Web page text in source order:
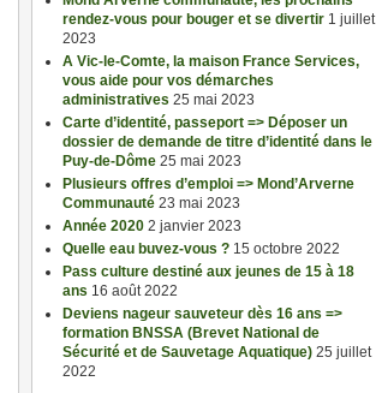
rendez-vous pour bouger et se divertir 1 juillet
2023
A Vic-le-Comte, la maison France Services,
vous aide pour vos démarches
administratives 25 mai 2023
Carte d’identité, passeport => Déposer un
dossier de demande de titre d’identité dans le
Puy-de-Dôme 25 mai 2023
Plusieurs offres d’emploi => Mond’Arverne
Communauté 23 mai 2023
Année 2020 2 janvier 2023
Quelle eau buvez-vous ? 15 octobre 2022
Pass culture destiné aux jeunes de 15 à 18
ans 16 août 2022
Deviens nageur sauveteur dès 16 ans =>
formation BNSSA (Brevet National de
Sécurité et de Sauvetage Aquatique) 25 juillet
2022